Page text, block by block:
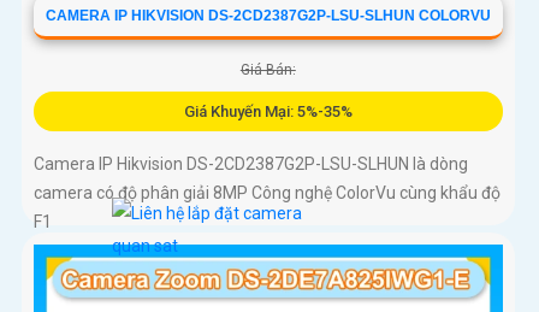
CAMERA IP HIKVISION DS-2CD2387G2P-LSU-SLHUN COLORVU
Giá Bán:
Giá Khuyến Mại: 5%-35%
Camera IP Hikvision DS-2CD2387G2P-LSU-SLHUN là dòng
camera có độ phân giải 8MP Công nghệ ColorVu cùng khẩu độ
F1